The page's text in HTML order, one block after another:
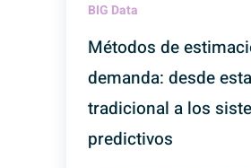
BIG Data
Métodos de
demanda: desde
tradicional a los
predictivos